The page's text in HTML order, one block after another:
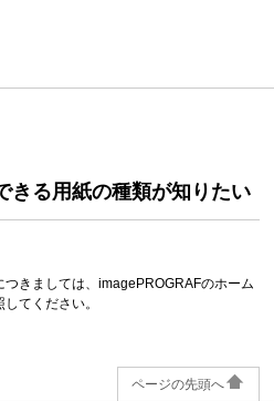
きる用紙の種類が知りたい
きましては、imagePROGRAFのホーム
てください。
ページの先頭へ